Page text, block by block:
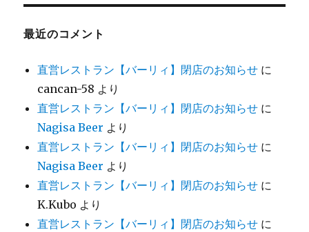
最近のコメント
直営レストラン【バーリィ】閉店のお知らせ に
cancan-58 より
直営レストラン【バーリィ】閉店のお知らせ に
Nagisa Beer より
直営レストラン【バーリィ】閉店のお知らせ に
Nagisa Beer より
直営レストラン【バーリィ】閉店のお知らせ に
K.Kubo より
直営レストラン【バーリィ】閉店のお知らせ に